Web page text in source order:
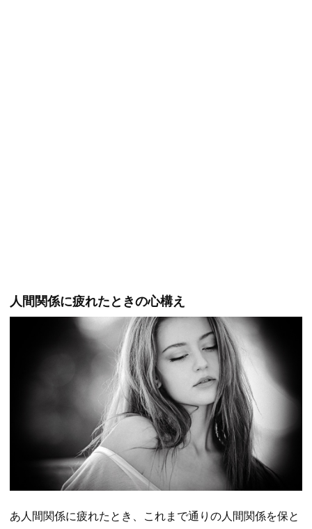
人間関係に疲れたときの心構え
あ人間関係に疲れたとき、これまで通りの人間関係を保と